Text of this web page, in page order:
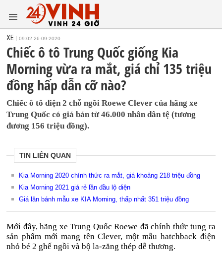
XE 09:02 26-09-2020
Chiếc ô tô Trung Quốc giống Kia
Morning vừa ra mắt, giá chỉ 135 triệu
đồng hấp dẫn cỡ nào?
Chiếc ô tô điện 2 chỗ ngồi Roewe Clever của hãng xe
Trung Quốc có giá bán từ 46.000 nhân dân tệ (tương
đương 156 triệu đồng).
TIN LIÊN QUAN
Kia Morning 2020 chính thức ra mắt, giá khoảng 218 triệu đồng
Kia Morning 2021 giá rẻ lần đầu lộ diện
Giá lăn bánh mẫu xe KIA Morning, thấp nhất 351 triệu đồng
Mới đây, hãng xe Trung Quốc Roewe đã chính thức tung ra
sản phẩm mới mang tên Clever, một mẫu hatchback điện
nhỏ bé 2 ghế ngồi và bộ la-zăng thép dễ thương.